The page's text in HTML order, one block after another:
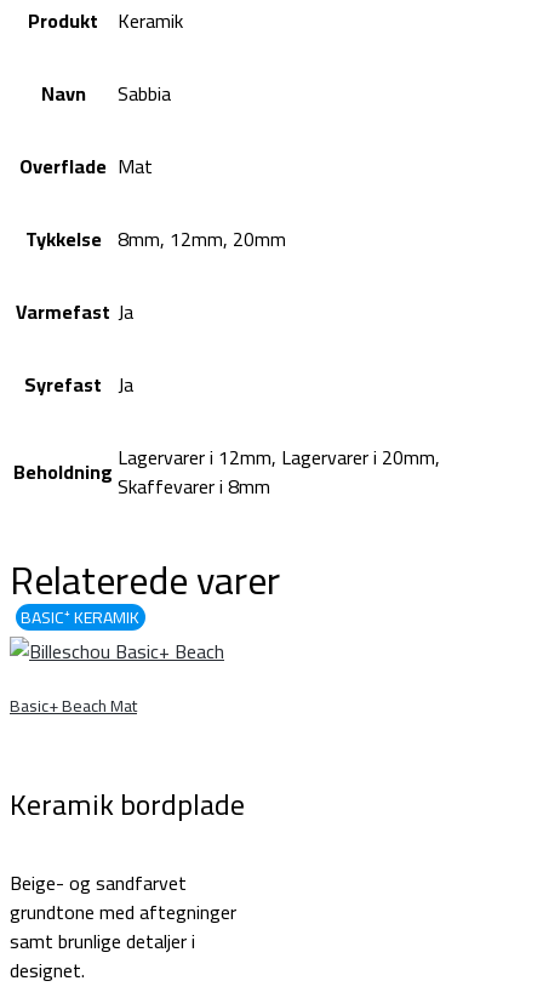
Produkt Keramik
Navn
Sabbia
Overflade Mat
Tykkelse 8mm, 12mm, 20mm
Varmefast Ja
Syrefast Ja
Beholdning Lagervarer i 12mm, Lagervarer i 20mm,
Skaffevarer i 8mm
Relaterede varer
BASIC⁺ KERAMIK
Basic+ Beach Mat
Keramik bordplade
Beige- og sandfarvet
grundtone med aftegninger
samt brunlige detaljer i
designet.